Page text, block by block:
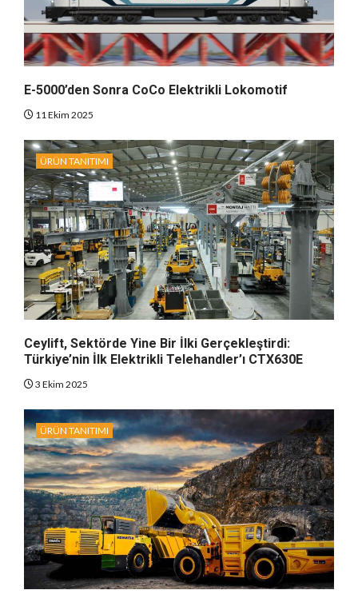
E-5000’den Sonra CoCo Elektrikli Lokomotif
11 Ekim 2025
ÜRÜN TANITIMI
Ceylift, Sektörde Yine Bir İlki Gerçekleştirdi:
Türkiye’nin İlk Elektrikli Telehandler’ı CTX630E
3 Ekim 2025
ÜRÜN TANITIMI